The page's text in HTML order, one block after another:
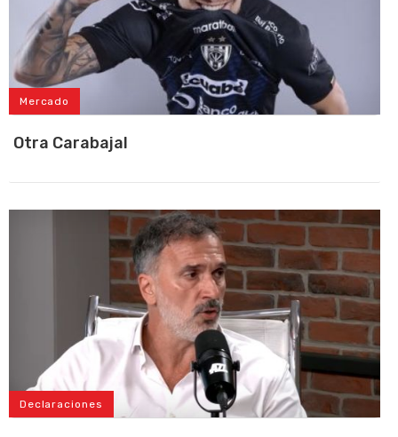
Mercado
Otra Carabajal
Declaraciones